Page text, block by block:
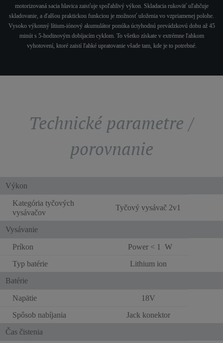
motorizovaná sacia hlavica zaisťuje spoľahlivý výkon. Skladacia rukoväť uľahčuje
skladovanie, a ďalšou praktickou funkciou je možnosť uloženia vo vzpriamenej polohe.
Vysoko výkonný lítium-iónový akumulátor ponúka úctyhodnú prevádzkovú dobu až 45
minút s 5-hodinovým dobíjacím cyklom. To všetko získate v extrémne ľahkom
vyhotovení, ktoré zaistí ľahké upratovanie všade tam, kde je to potrebné.
Technické parametre /
porovnanie
Výkon
Kategória tyčových
vysávačov
Tyčový vysávač 2v1
Vysávanie
Príkon
Power < 1 W
Typ batérie
Lithium ion
Batérie
Napätie
18V
Spôsob nabíjania
Jack konektor
Čas čistenia